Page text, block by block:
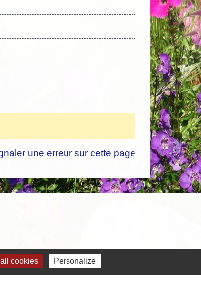
une erreur sur cette page
cookies Personalize